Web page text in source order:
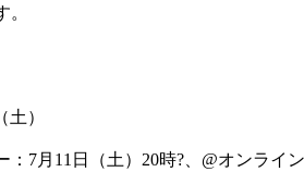
）
：7月11日（土）20時?、@オンライ